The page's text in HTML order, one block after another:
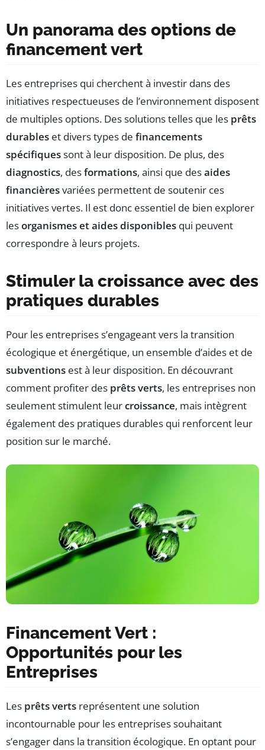
Un panorama des options de
financement vert
Les entreprises qui cherchent à investir dans des
initiatives respectueuses de l’environnement disposent
de multiples options. Des solutions telles que les prêts
durables et divers types de financements
spécifiquessont à leur disposition. De plus, des
diagnostics, desformations, ainsi que desaides
financièresvariées permettent de soutenir ces
initiatives vertes. Il est donc essentiel de bien explorer
lesorganismes et aides disponibles qui peuvent
correspondre à leurs projets.
Stimuler la croissance avec des
pratiques durables
Pour les entreprises s’engageant vers la transition
écologique et énergétique, un ensemble d’aides et de
subventions est à leur disposition. En découvrant
comment profiter des prêts verts, les entreprises non
seulement stimulent leurcroissance, mais intègrent
également des pratiques durables qui renforcent leur
position sur le marché.
Financement Vert :
Opportunités pour les
Entreprises
Les prêts verts représentent une solution
incontournable pour les entreprises souhaitant
s’engager dans la transition écologique. En optant pour